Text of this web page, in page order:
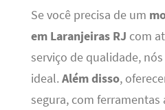
Se você precisa de um
em Laranjeiras RJ com
serviço de qualidade,
ideal. Além disso,
segura, com ferramentas